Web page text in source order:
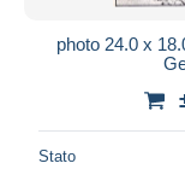
Prezzo
photo 24.0 x
Stato